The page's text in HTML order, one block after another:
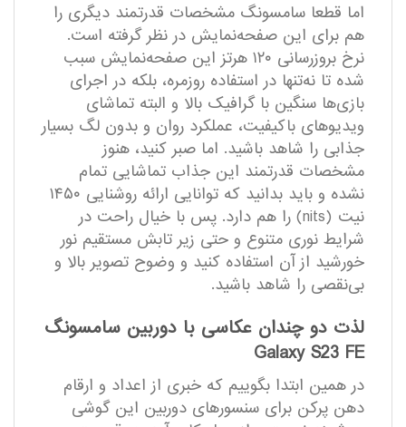
اما قطعا سامسونگ مشخصات قدرتمند دیگری را
هم برای این صفحه‌نمایش در نظر گرفته است.
نرخ بروزرسانی ۱۲۰ هرتز این صفحه‌نمایش سبب
شده تا نه‌تنها در استفاده روزمره، بلکه در اجرای
بازی‌ها سنگین با گرافیک بالا و البته تماشای
ویدیو‌های با‌کیفیت، عملکرد روان و بدون لگ بسیار
جذابی را شاهد باشید. اما صبر کنید، هنوز
مشخصات قدرتمند این جذاب تماشایی تمام
نشده و باید بدانید که توانایی ارائه روشنایی ۱۴۵۰
نیت (nits) را هم دارد. پس با خیال راحت در
شرایط نوری متنوع و حتی زیر تابش مستقیم نور
خورشید از آن استفاده کنید و وضوح تصویر بالا و
بی‌نقصی را شاهد باشید.
لذت دو چندان عکاسی با دوربین سامسونگ
Galaxy S23 FE
در همین ابتدا بگوییم که خبری از اعداد و ارقام
دهن پرکن برای سنسور‌های دوربین این گوشی